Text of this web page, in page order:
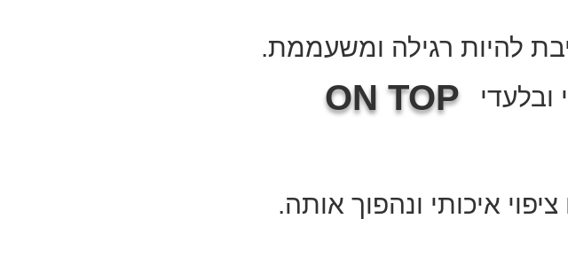
להיות רגילה ומשעממת
ON TOP
ובלעדי
.ואנחנו נשדרג גם לכם את הדלת עם ציפוי איכותי ונהפוך אותה